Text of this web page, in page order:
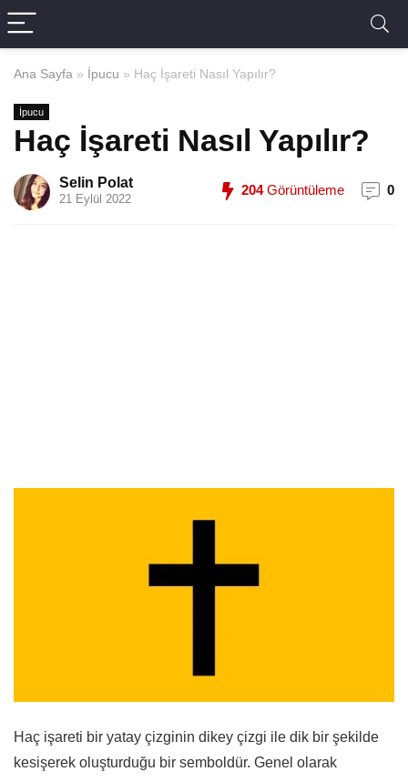
Ana Sayfa » İpucu » Haç İşareti Nasıl Yapılır?
İpucu
Haç İşareti Nasıl Yapılır?
Selin Polat
21 Eylül 2022
204Görüntüleme 0
Haç işareti bir yatay çizginin dikey çizgi ile dik bir şekilde
kesişerek oluşturduğu bir semboldür. Genel olarak